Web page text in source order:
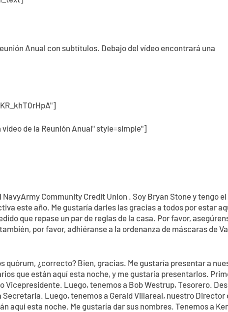
Anual con subtítulos. Debajo del vídeo encontrará una
de la Reunión Anual" style=simple"]
NavyArmy Community Credit Union . Soy Bryan Stone y tengo
este año. Me gustaría darles las gracias a todos por estar
que repase un par de reglas de la casa. Por favor,
por favor, adhiéranse a la ordenanza de máscaras de
quórum, ¿correcto? Bien, gracias. Me gustaría presentar a
que están aquí esta noche, y me gustaría presentarlos.
Vicepresidente. Luego, tenemos a Bob Westrup, Tesorero.
Secretaria. Luego, tenemos a Gerald Villareal, nuestro Director
aquí esta noche. Me gustaría dar sus nombres. Tenemos a